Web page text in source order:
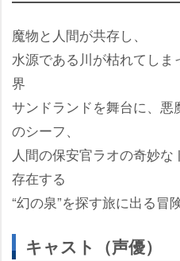
魔物と人間が共存し、
水源である川が枯れてし
界
サンドランドを舞台に、
のシーフ、
人間の保安官ラオの奇妙
存在する
“幻の泉”を探す旅に出る冒
キャスト（声優）